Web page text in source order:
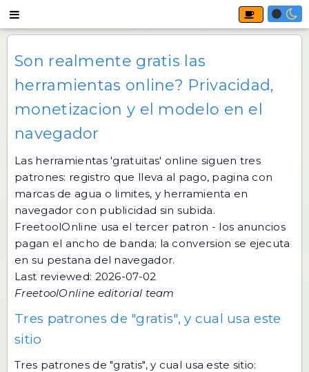
Son realmente gratis las
herramientas online? Privacidad,
monetizacion y el modelo en el
navegador
Las herramientas 'gratuitas' online siguen tres
patrones: registro que lleva al pago, pagina con
marcas de agua o limites, y herramienta en
navegador con publicidad sin subida.
FreetoolOnline usa el tercer patron - los anuncios
pagan el ancho de banda; la conversion se ejecuta
en su pestana del navegador.
Last reviewed: 2026-07-02
FreetoolOnline editorial team
Tres patrones de "gratis", y cual usa este
sitio
Tres patrones de "gratis", y cual usa este sitio: